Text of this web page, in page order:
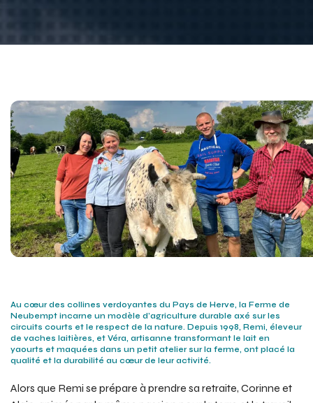
Au cœur des collines verdoyantes du Pays de Herve, la Ferme de
Neubempt incarne un modèle d’agriculture durable axé sur les
circuits courts et le respect de la nature. Depuis 1998, Remi, éleveur
de vaches laitières, et Véra, artisanne transformant le lait en
yaourts et maquées dans un petit atelier sur la ferme, ont placé la
qualité et la durabilité au cœur de leur activité.
Alors que Remi se prépare à prendre sa retraite, Corinne et